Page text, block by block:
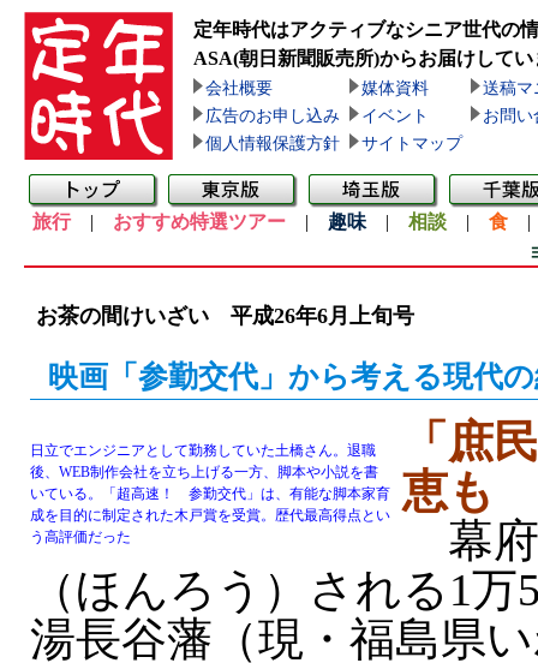
定年時代はアクティブなシニア世代の
ASA(朝日新聞販売所)からお届けしてい
会社概要 媒体資料
送稿マ
広告のお申し込み
イベント
お問い
個人情報保護方針
サイトマップ
旅行| おすすめ特選ツアー | 趣味 | 相談 | 食
お茶の間けいざい 平成26年6月上旬号
映画「参勤交代」から考える現代
日立でエンジニアとして勤務していた土橋さん。退職
後、WEB制作会社を立ち上げる一方、脚本や小説を書
いている。「超高速！ 参勤交代」は、有能な脚本家育
成を目的に制定された木戸賞を受賞。歴代最高得点とい
う高評価だった
「庶
恵も
幕府
（ほんろう）される1万
湯長谷藩（現・福島県